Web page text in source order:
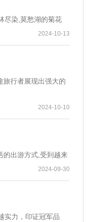
尽染,莫愁湖的菊花
2024-10-13
行者展现出强大的
2024-10-10
出游方式,受到越来
2024-09-30
实力，印证冠军品